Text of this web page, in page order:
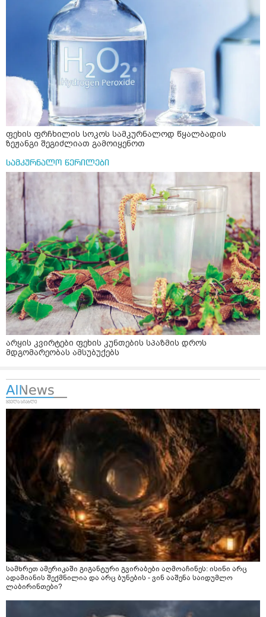
ფეხის ფრჩხილის სოკოს სამკურნალოდ წყალბადის
ზეჟანგი შეგიძლიათ გამოიყენოთ
სამკურნალო წერილები
არყის კვირტები ფეხის კუნთების სპაზმის დროს
მდგომარეობას ამსუბუქებს
სამხრეთ ამერიკაში გიგანტური გვირაბები აღმოაჩინეს: ისინი არც
ადამიანის შექმნილია და არც ბუნების - ვინ ააშენა საიდუმლო
ლაბირინთები?